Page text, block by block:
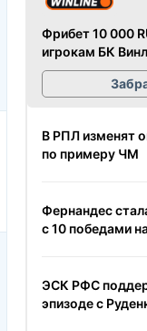
Фрибет 10 000
игрокам БК
В РПЛ изменят
по примеру ЧМ
Фернандес
с 10 победами
ЭСК РФС
эпизоде с